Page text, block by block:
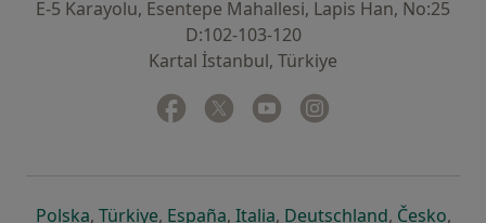
E-5 Karayolu, Esentepe Mahallesi, Lapis Han, No:25
D:102-103-120
Kartal İstanbul, Türkiye
Facebook
yeni bir sekmede açılır
Twitter
yeni bir sekmede açılır
Youtube
yeni bir sekmede açılır
Polskayeni bir sekmede açılır
, Türkiyeyeni bir sekmede açılır
, Españayeni bir sekmede açılır
, Italiayeni bir sekmede açılır
, Deutschlandyeni bir
, Českoyeni
,